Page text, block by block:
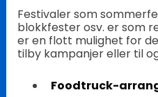
Festivaler som
blokkfester osv. er som
er en flott mulighet for
tilby kampanjer eller til
Foodtruck-